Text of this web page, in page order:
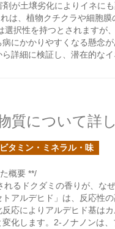
が土壌劣化によりイネに
は、植物クチクラや細胞
選択性を持つとされますが
にかかりやすくなる懸念
詳細に検証し、潜在的な
質について詳
ビタミン・ミネラル・味
概要 **/
れるドクダミの香りが、な
アルデヒド」は、反応性
応によりアルデヒド基は
化します。2-ノナノンは